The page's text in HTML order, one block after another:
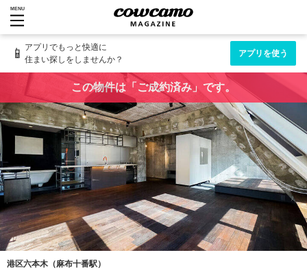
MENU
📱 アプリでもっと快適に
住まい探しをしませんか？
アプリを使う
この物件は「ご成約済み」です。
港区六本木（麻布十番駅）